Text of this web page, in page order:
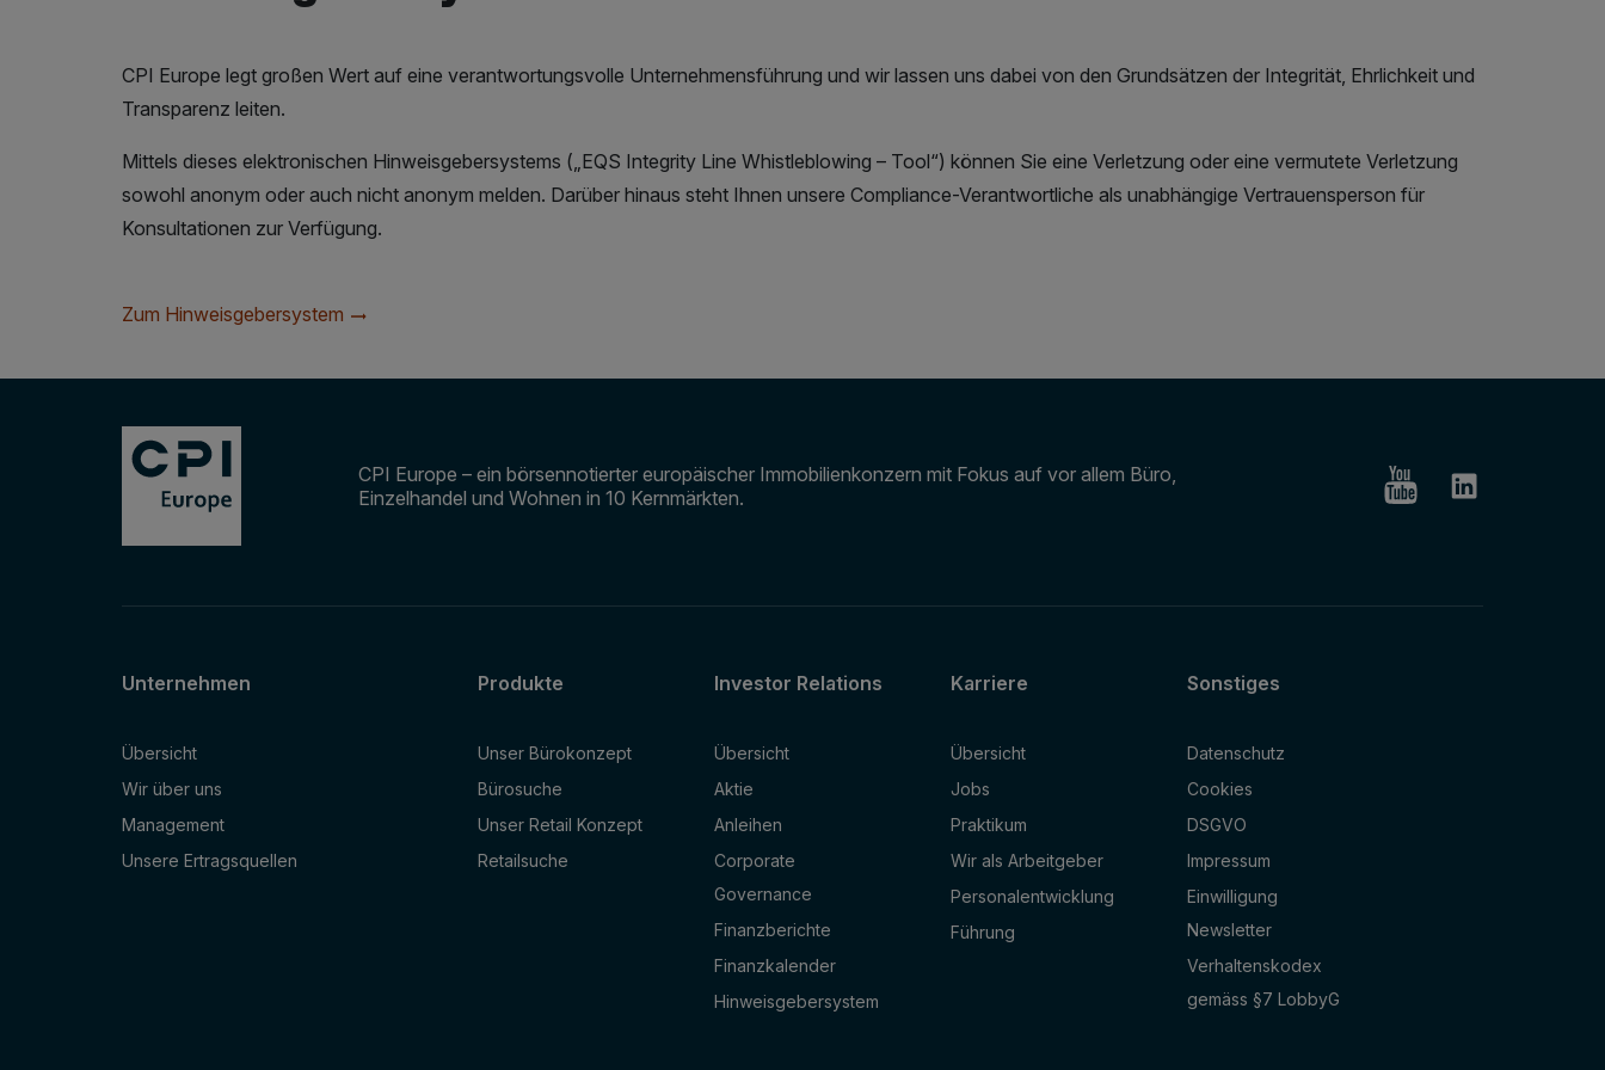
CPI Europe legt großen Wert auf eine verantwortungsvolle Unternehmensführung und wir lassen uns dabei von den Grundsätzen der Integrität, Ehrlichkeit und
Transparenz leiten.
Mittels dieses elektronischen Hinweisgebersystems („EQS Integrity Line Whistleblowing – Tool“) können Sie eine Verletzung oder eine vermutete Verletzung
sowohl anonym oder auch nicht anonym melden. Darüber hinaus steht Ihnen unsere Compliance-Verantwortliche als unabhängige Vertrauensperson für
Konsultationen zur Verfügung.
Zum Hinweisgebersystem
CPI Europe – ein börsennotierter europäischer Immobilienkonzern mit Fokus auf vor allem Büro,
Einzelhandel und Wohnen in 10 Kernmärkten.
Unternehmen
Übersicht
Wir über uns
Management
Unsere Ertragsquellen
Produkte
Unser Bürokonzept
Bürosuche
Unser Retail Konzept
Retailsuche
Investor Relations
Übersicht
Aktie
Anleihen
Corporate
Governance
Finanzberichte
Finanzkalender
Hinweisgebersystem
Karriere
Übersicht
Jobs
Praktikum
Wir als Arbeitgeber
Personalentwicklung
Führung
Sonstiges
Datenschutz
Cookies
DSGVO
Impressum
Einwilligung
Newsletter
Verhaltenskodex
gemäss §7 LobbyG